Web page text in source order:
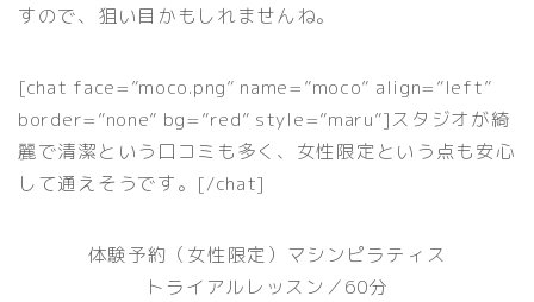
すので、狙い目かもしれませんね。
[chat face=”moco.png” name=”moco” align=”left”
border=”none” bg=”red” style=”maru”]スタジオが綺
麗で清潔という口コミも多く、女性限定という点も安心
して通えそうです。[/chat]
体験予約（女性限定）マシンピラティス
トライアルレッスン／60分